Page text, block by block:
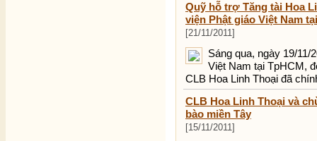
Quỹ hỗ trợ Tăng tài Hoa
viện Phật giáo Việt Nam
[21/11/2011]
Sáng qua, ngày 19/11/
Việt Nam tại TpHCM,
CLB Hoa Linh Thoại đã
CLB Hoa Linh Thoại và
bào miền Tây
[15/11/2011]